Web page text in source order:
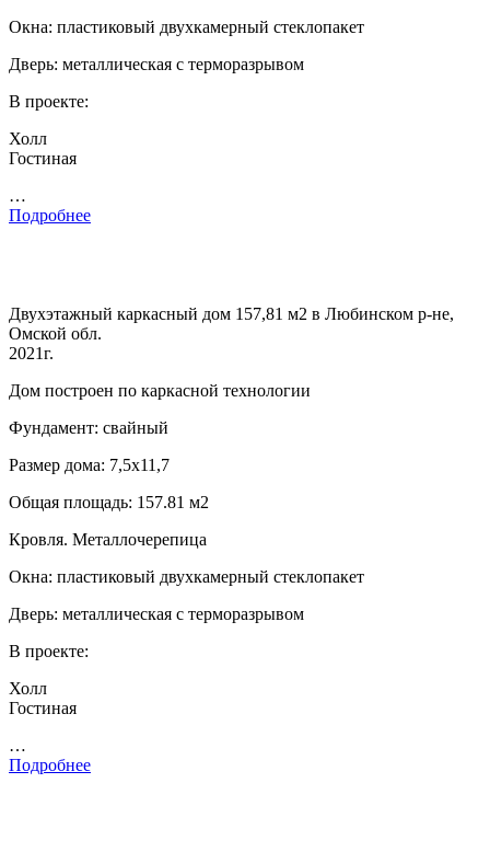
Окна: пластиковый двухкамерный стеклопакет
Дверь: металлическая с терморазрывом
В проекте:
Холл
Гостиная
…
Подробнее
Двухэтажный каркасный дом 157,81 м2 в Любинском р-не,
Омской обл.
2021г.
Дом построен по каркасной технологии
Фундамент: свайный
Размер дома: 7,5х11,7
Общая площадь: 157.81 м2
Кровля. Металлочерепица
Окна: пластиковый двухкамерный стеклопакет
Дверь: металлическая с терморазрывом
В проекте:
Холл
Гостиная
…
Подробнее